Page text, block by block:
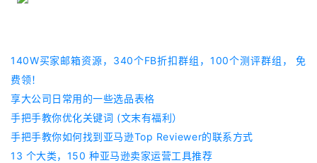
140W买家邮箱资源，340个FB折扣群组，100个测评群组， 免
费领！
享大公司日常用的一些选品表格
手把手教你优化关键词 (文末有福利）
手把手教你如何找到亚马逊Top Reviewer的联系方式
13 个大类，150 种亚马逊卖家运营工具推荐